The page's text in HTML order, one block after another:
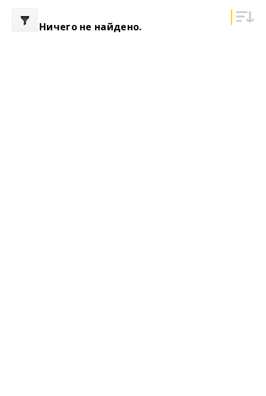
Ничего не найдено.